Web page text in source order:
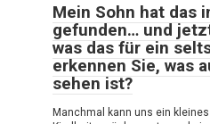
Mein Sohn hat das
gefunden… und
was das für ein
erkennen Sie, was
sehen ist?
Manchmal kann uns ein